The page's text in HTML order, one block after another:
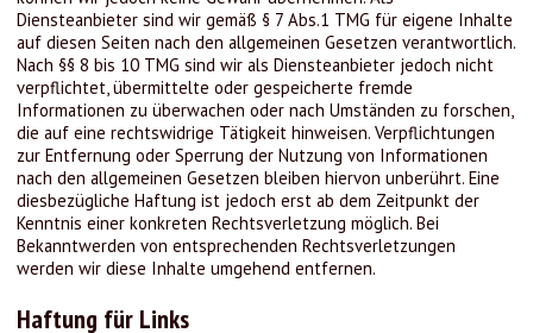
Diensteanbieter sind wir gemäß § 7 Abs.1 TMG für eigene Inhalte
auf diesen Seiten nach den allgemeinen Gesetzen verantwortlich.
Nach §§ 8 bis 10 TMG sind wir als Diensteanbieter jedoch nicht
verpflichtet, übermittelte oder gespeicherte fremde
Informationen zu überwachen oder nach Umständen zu forschen,
die auf eine rechtswidrige Tätigkeit hinweisen. Verpflichtungen
zur Entfernung oder Sperrung der Nutzung von Informationen
nach den allgemeinen Gesetzen bleiben hiervon unberührt. Eine
diesbezügliche Haftung ist jedoch erst ab dem Zeitpunkt der
Kenntnis einer konkreten Rechtsverletzung möglich. Bei
Bekanntwerden von entsprechenden Rechtsverletzungen
werden wir diese Inhalte umgehend entfernen.
Haftung für Links